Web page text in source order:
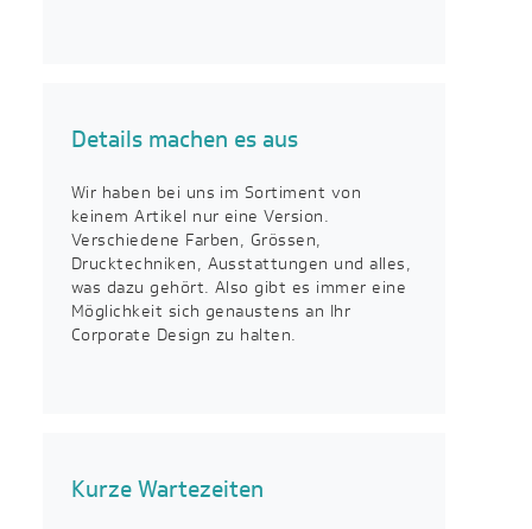
Details machen es aus
Wir haben bei uns im Sortiment von
keinem Artikel nur eine Version.
Verschiedene Farben, Grössen,
Drucktechniken, Ausstattungen und alles,
was dazu gehört. Also gibt es immer eine
Möglichkeit sich genaustens an Ihr
Corporate Design zu halten.
Kurze Wartezeiten